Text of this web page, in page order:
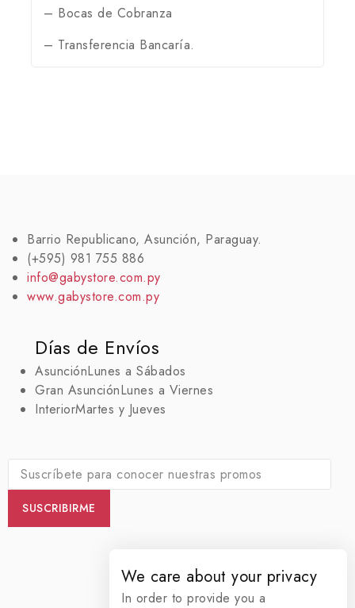
– Bocas de Cobranza
– Transferencia Bancaría.
Barrio Republicano, Asunción, Paraguay.
(+595) 981 755 886
info@gabystore.com.py
www.gabystore.com.py
Días de Envíos
AsunciónLunes a Sábados
Gran AsunciónLunes a Viernes
InteriorMartes y Jueves
We care about your privacy
In order to provide you a